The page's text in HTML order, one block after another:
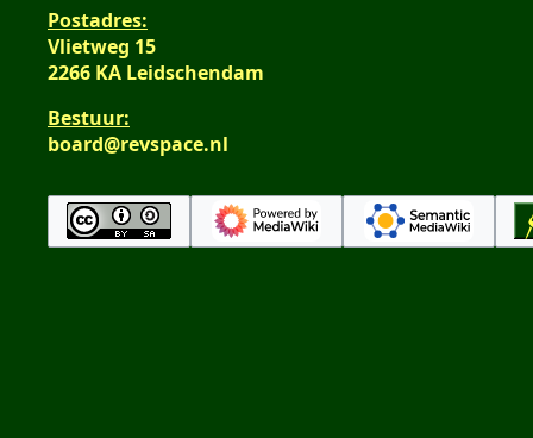
Postadres:
Vlietweg 15
2266 KA Leidschendam
Bestuur:
board@revspace.nl